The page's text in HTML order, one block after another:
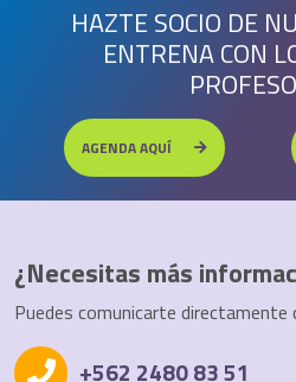
HAZTE SOCIO DE
ENTRENA CON
AGENDA AQUÍ
¿Necesitas más
Puedes comunicarte
+562 2480 83 51